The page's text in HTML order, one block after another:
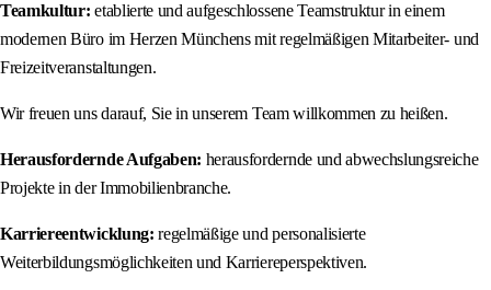
Teamkultur: etablierte und aufgeschlossene Teamstruktur in einem
modernen Büro im Herzen Münchens mit regelmäßigen Mitarbeiter- und
Freizeitveranstaltungen.
Wir freuen uns darauf, Sie in unserem Team willkommen zu heißen.
Herausfordernde Aufgaben: herausfordernde und abwechslungsreiche
Projekte in der Immobilienbranche.
Karriereentwicklung: regelmäßige und personalisierte
Weiterbildungsmöglichkeiten und Karriereperspektiven.